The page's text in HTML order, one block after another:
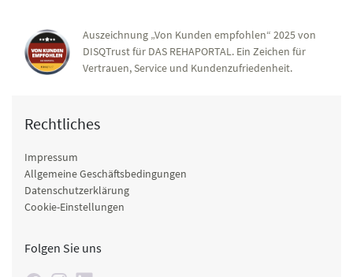
Auszeichnung „Von Kunden empfohlen“ 2025 von
DISQTrust für DAS REHAPORTAL. Ein Zeichen für
Vertrauen, Service und Kundenzufriedenheit.
Rechtliches
Impressum
Allgemeine Geschäftsbedingungen
Datenschutzerklärung
Cookie-Einstellungen
Folgen Sie uns